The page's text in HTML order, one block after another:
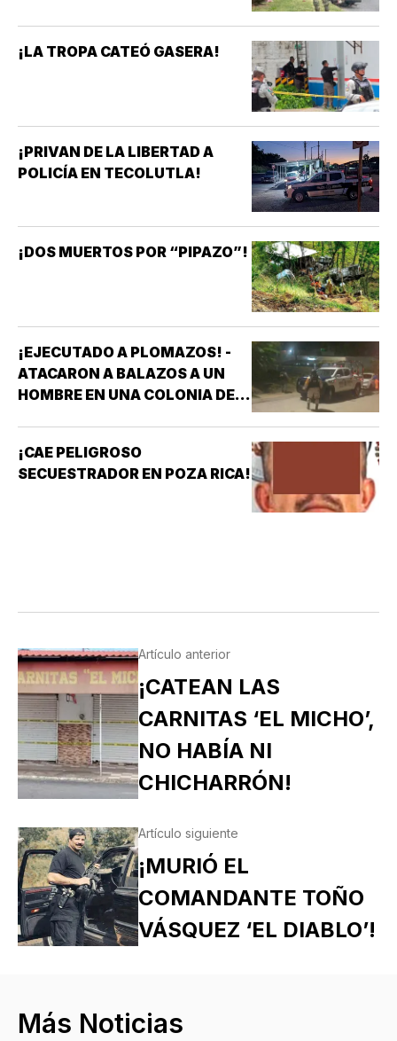
¡LA TROPA CATEÓ GASERA!
¡PRIVAN DE LA LIBERTAD A
POLICÍA EN TECOLUTLA!
¡DOS MUERTOS POR “PIPAZO”!
¡EJECUTADO A PLOMAZOS! -
ATACARON A BALAZOS A UN
HOMBRE EN UNA COLONIA DE
¡CAE PELIGROSO
SECUESTRADOR EN POZA RICA!
Artículo anterior
¡CATEAN LAS
CARNITAS ‘EL MICHO’,
NO HABÍA NI
CHICHARRÓN!
Artículo siguiente
¡MURIÓ EL
COMANDANTE TOÑO
VÁSQUEZ ‘EL DIABLO’!
Más Noticias